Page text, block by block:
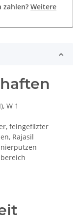
zahlen? Weitere
W 1
feingefilzter
Rajasil